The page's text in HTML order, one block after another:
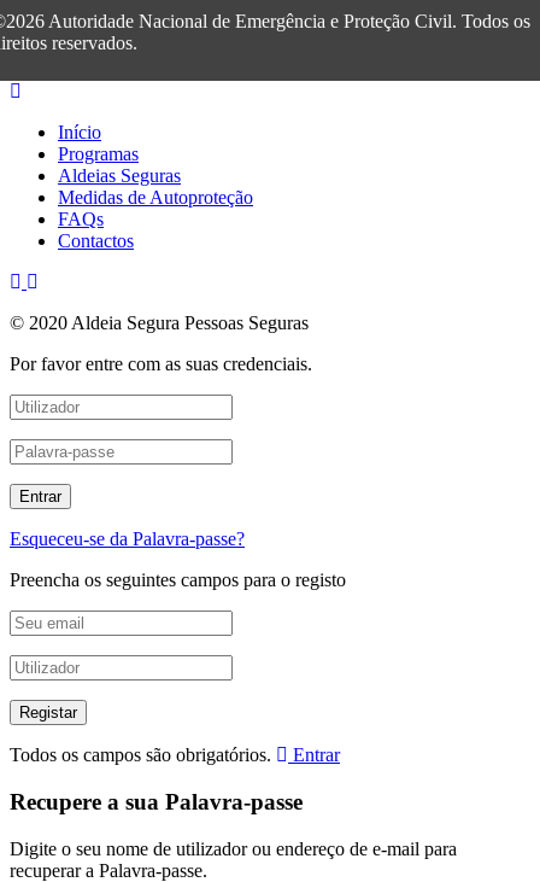
Autoridade Nacional de Emergência e Proteção Civil. Todos os
reservados.
Início
Programas
Aldeias Seguras
Medidas de Autoproteção
FAQs
Contactos
© 2020 Aldeia Segura Pessoas Seguras
Por favor entre com as suas credenciais.
Esqueceu-se da Palavra-passe?
Preencha os seguintes campos para o registo
Todos os campos são obrigatórios. Entrar
Recupere a sua Palavra-passe
Digite o seu nome de utilizador ou endereço de e-mail para
recuperar a Palavra-passe.